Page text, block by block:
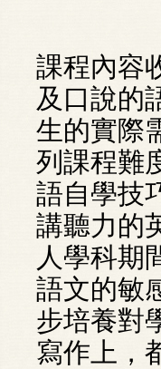
課程內容
及口說的
生的實際
列課程難
語自學技
講聽力的
人學科期
語文的敏
步培養對
寫作上，